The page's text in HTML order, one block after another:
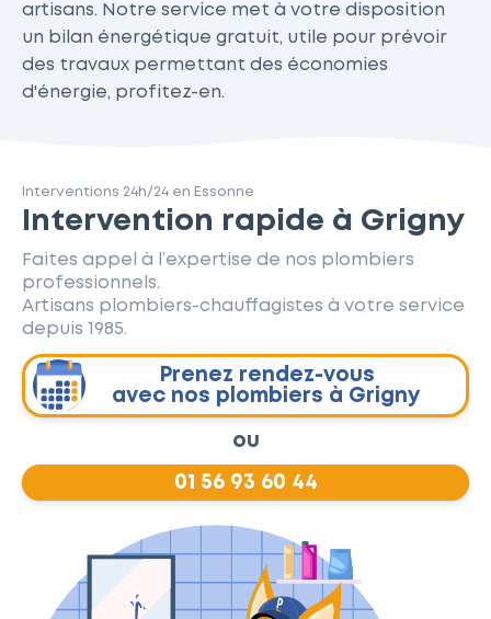
artisans. Notre service met à votre disposition
un bilan énergétique gratuit, utile pour prévoir
des travaux permettant des économies
d'énergie, profitez-en.
Interventions 24h/24 en Essonne
Intervention rapide à Grigny
Faites appel à l’expertise de nos plombiers
professionnels.
Artisans plombiers-chauffagistes à votre service
depuis 1985.
Prenez rendez-vous
avec nos plombiers à Grigny
ou
01 56 93 60 44